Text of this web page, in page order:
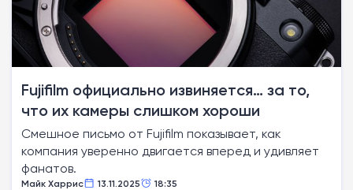
Fujifilm официально извиняется… за то,
что их камеры слишком хороши
Смешное письмо от Fujifilm показывает, как
компания уверенно двигается вперед и удивляет
фанатов.
Майк Харрис 13.11.2025 18:35